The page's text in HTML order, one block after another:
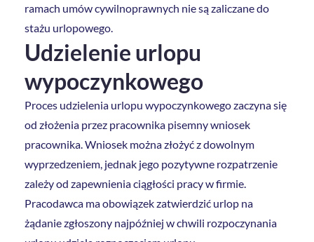
ramach umów cywilnoprawnych nie są zaliczane do
stażu urlopowego.
Udzielenie urlopu
wypoczynkowego
Proces udzielenia urlopu wypoczynkowego zaczyna się
od złożenia przez pracownika pisemny wniosek
pracownika. Wniosek można złożyć z dowolnym
wyprzedzeniem, jednak jego pozytywne rozpatrzenie
zależy od zapewnienia ciągłości pracy w firmie.
Pracodawca ma obowiązek zatwierdzić urlop na
żądanie zgłoszony najpóźniej w chwili rozpoczynania